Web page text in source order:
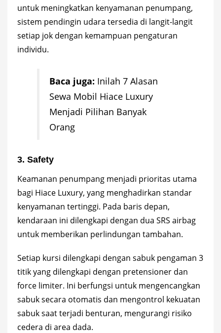
untuk meningkatkan kenyamanan penumpang,
sistem pendingin udara tersedia di langit-langit
setiap jok dengan kemampuan pengaturan
individu.
Baca juga: Inilah 7 Alasan
Sewa Mobil Hiace Luxury
Menjadi Pilihan Banyak
Orang
3. Safety
Keamanan penumpang menjadi prioritas utama
bagi Hiace Luxury, yang menghadirkan standar
kenyamanan tertinggi. Pada baris depan,
kendaraan ini dilengkapi dengan dua SRS airbag
untuk memberikan perlindungan tambahan.
Setiap kursi dilengkapi dengan sabuk pengaman 3
titik yang dilengkapi dengan pretensioner dan
force limiter. Ini berfungsi untuk mengencangkan
sabuk secara otomatis dan mengontrol kekuatan
sabuk saat terjadi benturan, mengurangi risiko
cedera di area dada.